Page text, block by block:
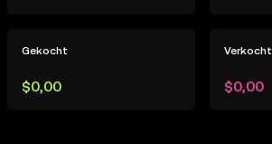
Gekocht
$0,00
Verkocht
$0,00